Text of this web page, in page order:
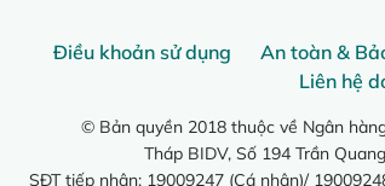
Điều khoản sử dụng An toàn &
Liên hệ
© Bản quyền 2018 thuộc về Ngân
Tháp BIDV, Số 194 Trần
SĐT tiếp nhận: 19009247 (Cá nhân)/